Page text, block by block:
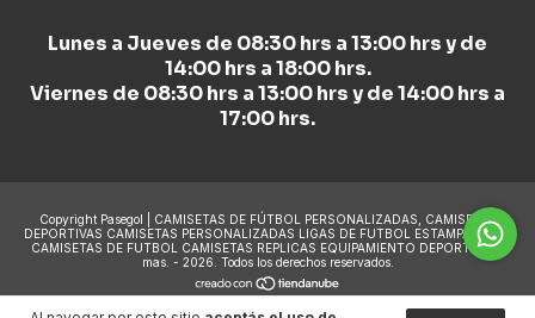
Lunes a Jueves de 08:30 hrs a 13:00 hrs y de
14:00 hrs a 18:00 hrs.
Viernes de 08:30 hrs a 13:00 hrs y de 14:00 hrs a
17:00 hrs.
Copyright Pasegol | CAMISETAS DE FÚTBOL PERSONALIZADAS, CAMISETAS
DEPORTIVAS CAMISETAS PERSONALIZADAS LIGAS DE FUTBOL ESTAMPADO DE
CAMISETAS DE FUTBOL CAMISETAS REPLICAS EQUIPAMIENTO DEPORTIVO y
mas. - 2026. Todos los derechos reservados.